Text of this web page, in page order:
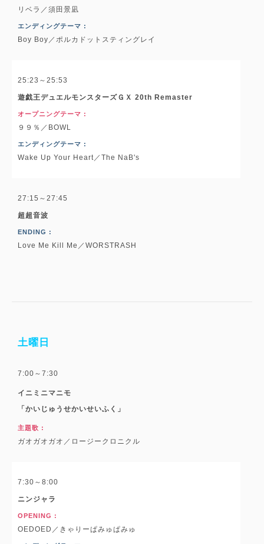
リベラ／須田景凪
エンディングテーマ :
Boy Boy／ポルカドットスティングレイ
25:23～25:53
遊戯王デュエルモンスターズＧＸ 20th Remaster
オープニングテーマ :
９９％／BOWL
エンディングテーマ :
Wake Up Your Heart／The NaB's
27:15～27:45
超超音波
ENDING :
Love Me Kill Me／WORSTRASH
土曜日
7:00～7:30
イニミニマニモ
「かいじゅうせかいせいふく」
主題歌 :
ガオガオガオ／ロージークロニクル
7:30～8:00
ニンジャラ
OPENING :
OEDOED／きゃりーぱみゅぱみゅ